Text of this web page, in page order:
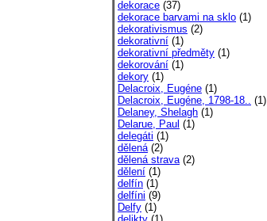
dekorace (37)
dekorace barvami na sklo (1)
dekorativismus (2)
dekorativní (1)
dekorativní předměty (1)
dekorování (1)
dekory (1)
Delacroix, Eugéne (1)
Delacroix, Eugéne, 1798-18.. (1)
Delaney, Shelagh (1)
Delarue, Paul (1)
delegáti (1)
dělená(2)
dělená strava(2)
dělení (1)
delfín (1)
delfíni (9)
Delfy (1)